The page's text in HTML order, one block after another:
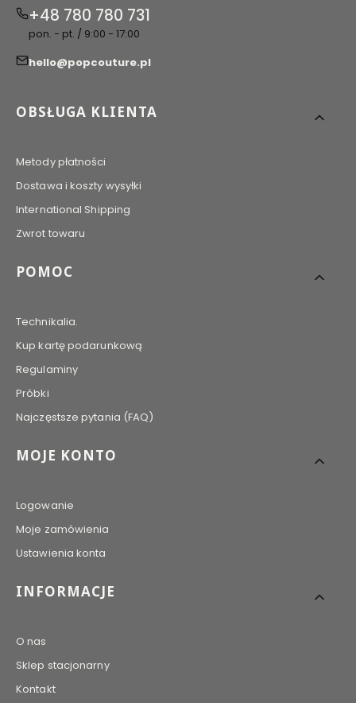
+48 780 780 731
pon. - pt. / 9:00 - 17:00
hello@popcouture.pl
Linki w stopce
OBSŁUGA KLIENTA
Metody płatności
Dostawa i koszty wysyłki
International Shipping
Zwrot towaru
POMOC
Technikalia.
Kup kartę podarunkową
Regulaminy
Próbki
Najczęstsze pytania (FAQ)
MOJE KONTO
Logowanie
Moje zamówienia
Ustawienia konta
INFORMACJE
O nas
Sklep stacjonarny
Kontakt